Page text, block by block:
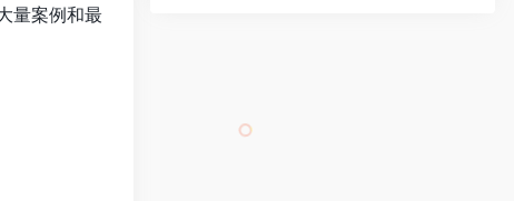
量案例和最